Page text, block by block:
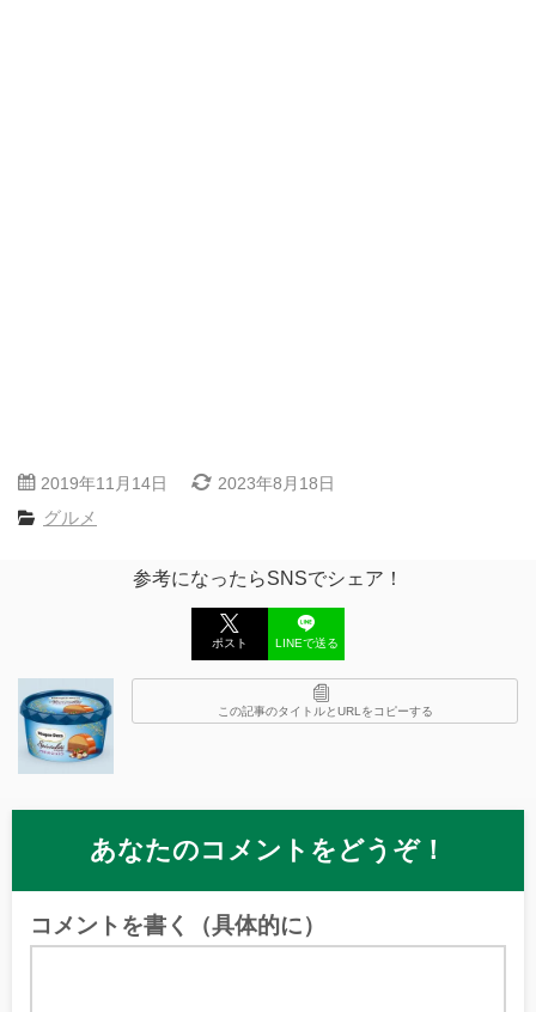
2019年11月14日 2023年8月18日
グルメ
参考になったらSNSでシェア！
ポスト LINEで送る
この記事のタイトルとURLをコピーする
あなたのコメントをどうぞ！
コメントを書く（具体的に）